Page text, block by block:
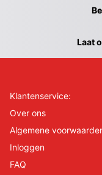
Laat
Klantenservice:
Over ons
Algemene
Inloggen
FAQ